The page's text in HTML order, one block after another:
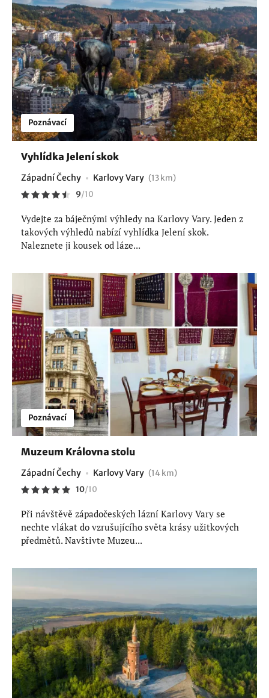
Poznávací
Vyhlídka Jelení skok
Západní Čechy Karlovy Vary (13 km)
9/10
Vydejte za báječnými výhledy na Karlovy Vary. Jeden z
takových výhledů nabízí vyhlídka Jelení skok.
Naleznete ji kousek od láze...
Poznávací
Muzeum Královna stolu
Západní Čechy Karlovy Vary (14 km)
10/10
Při návštěvě západočeských lázní Karlovy Vary se
nechte vlákat do vzrušujícího světa krásy užitkových
předmětů. Navštivte Muzeu...